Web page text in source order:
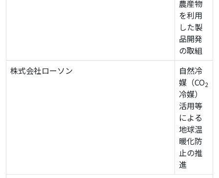
農産物
を利用
した製
品開発
の取組
株式会社ローソン
自然冷
媒（CO2
冷媒）
活用等
による
地球温
暖化防
止の推
進